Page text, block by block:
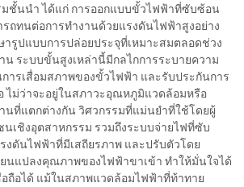
มชั้นนำ ได้แก่ การออกแบบขั้วไฟฟ้าที่ซับซ้อน
ถทนต่อการทำงานด้วยแรงดันไฟฟ้าสูงอย่าง
ารูปแบบการปล่อยประจุที่เหมาะสมตลอดช่วง
น ระบบขั้นสูงเหล่านี้มีกลไกการระบายความ
ารเสื่อมสภาพของขั้วไฟฟ้า และรับประกันการ
ไม่ว่าจะอยู่ในสภาวะอุณหภูมิแวดล้อมหรือ
นที่แตกต่างกัน วิศวกรรมที่แม่นยำที่ใช้โดยผู้
นเชิงอุตสาหกรรม รวมถึงระบบจ่ายไฟที่ซับ
งดันไฟฟ้าที่มีเสถียรภาพ และปรับตัวโดย
นแปลงคุณภาพของไฟฟ้าขาเข้า ทำให้มั่นใจได้
ถือได้ แม้ในสภาพแวดล้อมไฟฟ้าที่ท้าทาย